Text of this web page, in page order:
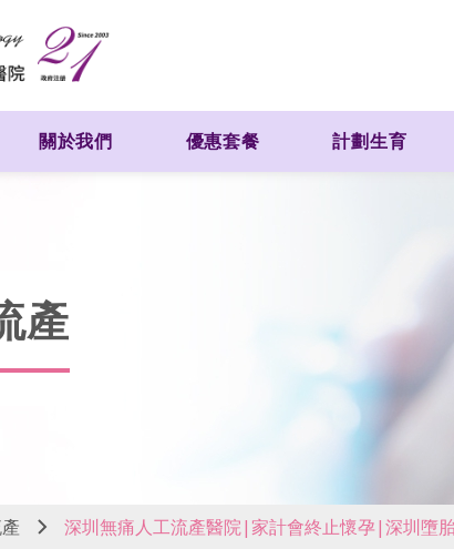
關於我們 優惠套餐 計劃生育
產
深圳無痛人工流產醫院|家計會終止懷孕|深圳墮